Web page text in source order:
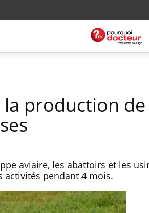
production
aviaire, les abattoirs et les
pendant 4 mois.